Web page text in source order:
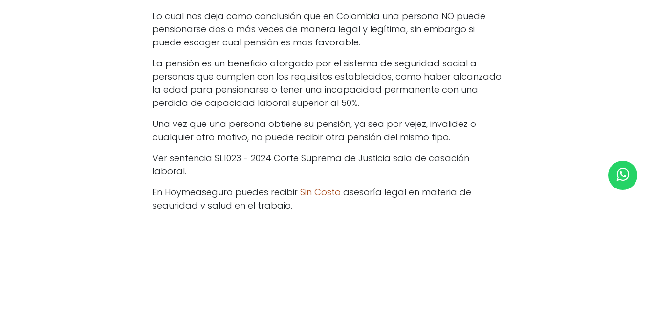
Lo cual nos deja como conclusión que en Colombia una persona NO puede
pensionarse dos o más veces de manera legal y legítima, sin embargo si
puede escoger cual pensión es mas favorable.
La pensión es un beneficio otorgado por el sistema de seguridad social a
personas que cumplen con los requisitos establecidos, como haber alcanzado
la edad para pensionarse o tener una incapacidad permanente con una
perdida de capacidad laboral superior al 50%.
Una vez que una persona obtiene su pensión, ya sea por vejez, invalidez o
cualquier otro motivo, no puede recibir otra pensión del mismo tipo.
Ver sentencia SL1023 - 2024 Corte Suprema de Justicia sala de casación
laboral.
En Hoymeaseguro puedes recibir Sin Costo asesoría legal en materia de
seguridad y salud en el trabajo.